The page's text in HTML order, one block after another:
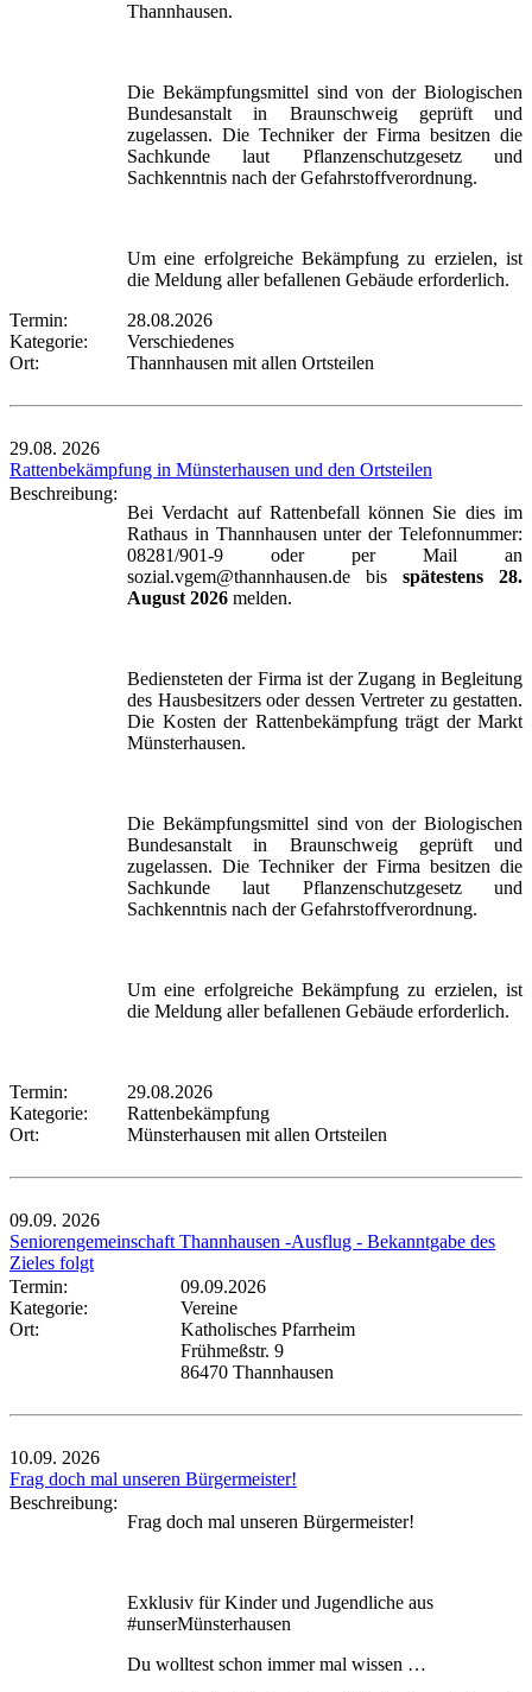
Thannhausen.
Die Bekämpfungsmittel sind von der Biologischen
Bundesanstalt in Braunschweig geprüft und
zugelassen. Die Techniker der Firma besitzen die
Sachkunde laut Pflanzenschutzgesetz und
Sachkenntnis nach der Gefahrstoffverordnung.
Um eine erfolgreiche Bekämpfung zu erzielen, ist
die Meldung aller befallenen Gebäude erforderlich.
Termin:
28.08.2026
Kategorie:
Verschiedenes
Ort:
Thannhausen mit allen Ortsteilen
29.08. 2026
Rattenbekämpfung in Münsterhausen und den Ortsteilen
Beschreibung:
Bei Verdacht auf Rattenbefall können Sie dies im
Rathaus in Thannhausen unter der Telefonnummer:
08281/901-9 oder per Mail an
sozial.vgem@thannhausen.de bis spätestens 28.
August 2026 melden.
Bediensteten der Firma ist der Zugang in Begleitung
des Hausbesitzers oder dessen Vertreter zu gestatten.
Die Kosten der Rattenbekämpfung trägt der Markt
Münsterhausen.
Die Bekämpfungsmittel sind von der Biologischen
Bundesanstalt in Braunschweig geprüft und
zugelassen. Die Techniker der Firma besitzen die
Sachkunde laut Pflanzenschutzgesetz und
Sachkenntnis nach der Gefahrstoffverordnung.
Um eine erfolgreiche Bekämpfung zu erzielen, ist
die Meldung aller befallenen Gebäude erforderlich.
Termin:
29.08.2026
Kategorie:
Rattenbekämpfung
Ort:
Münsterhausen mit allen Ortsteilen
09.09. 2026
Seniorengemeinschaft Thannhausen -Ausflug - Bekanntgabe des
Zieles folgt
Termin:
09.09.2026
Kategorie:
Vereine
Ort:
Katholisches Pfarrheim
Frühmeßstr. 9
86470 Thannhausen
10.09. 2026
Frag doch mal unseren Bürgermeister!
Beschreibung:
Frag doch mal unseren Bürgermeister!
Exklusiv für Kinder und Jugendliche aus
#unserMünsterhausen
Du wolltest schon immer mal wissen …